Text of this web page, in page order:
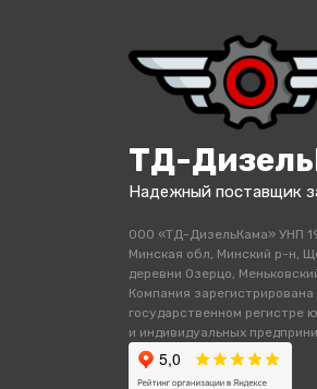
ТД-
Надежный поставщик
ООО «ТД-ДизельКама» УНП
Минская обл, Минский р-н,
деревни Озерцо,
Компания
государственном регистре
и индивидуальных